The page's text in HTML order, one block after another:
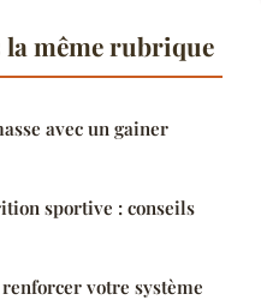
même rubrique
avec un gainer
sportive : conseils
votre système